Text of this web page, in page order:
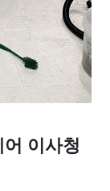
이사청